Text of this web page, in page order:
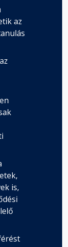
az
is,